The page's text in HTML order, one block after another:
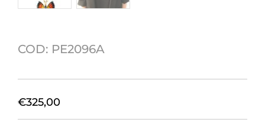
COD: PE2096A
€325,00